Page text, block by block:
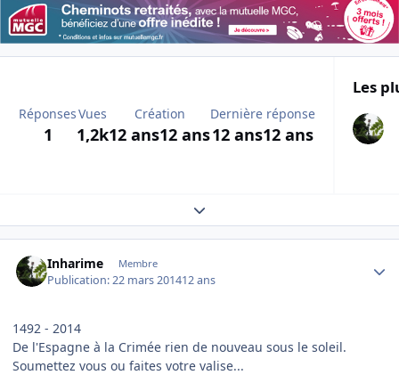
Réponses
1
Vues
1,2k
Création
12 ans12 ans
Dernière réponse
12 ans12 ans
Les
Expand topic overview
Inharime Membre
Publication:22 mars 201412 ans
1492 - 2014
De l'Espagne à la Crimée rien de nouveau sous le soleil.
Soumettez vous ou faites votre valise...